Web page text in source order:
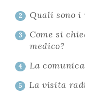
2 Quali sono i
3
Come si
medico?
4 La
5 La visita